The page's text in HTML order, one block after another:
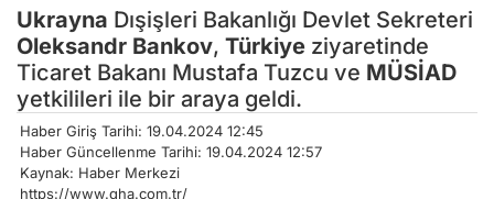
Ukrayna Dışişleri Bakanlığı Devlet Sekreteri
Oleksandr Bankov, Türkiye ziyaretinde
Ticaret Bakanı Mustafa Tuzcu ve MÜSİAD
yetkilileri ile bir araya geldi.
Haber Giriş Tarihi: 19.04.2024 12:45
Haber Güncellenme Tarihi: 19.04.2024 12:57
Kaynak: Haber Merkezi
https://www.qha.com.tr/